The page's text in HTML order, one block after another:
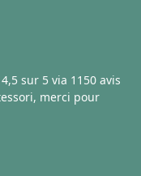
4,5 sur 5 via 1150 avis
merci pour